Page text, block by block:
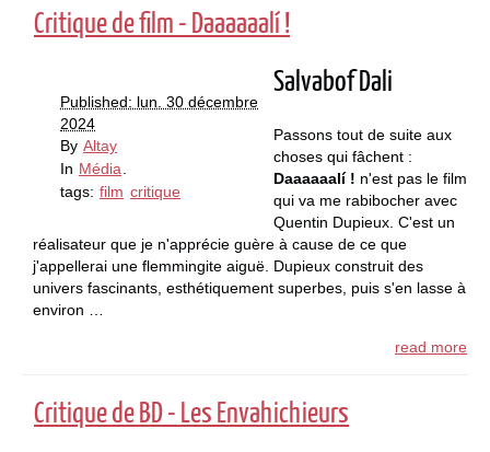
Critique de film - Daaaaaalí !
Published: lun. 30 décembre
2024
By Altay
In Média
tags: film critique
Salvabof Dali
Passons tout de suite aux
choses qui fâchent :
Daaaaaalí ! n'est pas le film
qui va me rabibocher avec
Quentin Dupieux. C'est un
réalisateur que je n'apprécie guère à cause de ce que
j'appellerai une flemmingite aiguë. Dupieux construit des
univers fascinants, esthétiquement superbes, puis s'en lasse à
environ …
read more
Critique de BD - Les Envahichieurs